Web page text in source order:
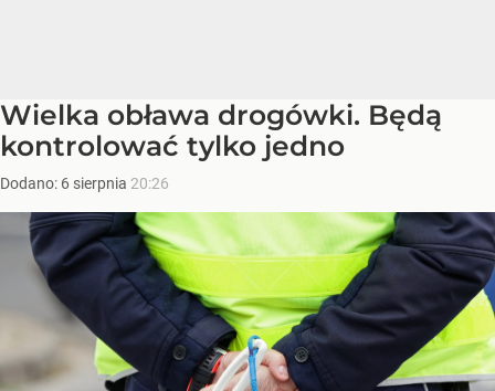
Wielka obława drogówki. Będą
kontrolować tylko jedno
Dodano: 6 sierpnia 20:26